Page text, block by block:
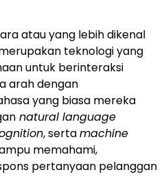
atau yang lebih dikenal
teknologi yang
untuk berinteraksi
arah dengan
yang biasa mereka
natural language
, sertamachine
memahami,
pertanyaan pelanggan